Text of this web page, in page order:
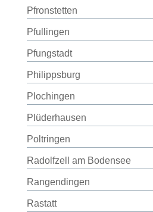
Pfronstetten
Pfullingen
Pfungstadt
Philippsburg
Plochingen
Plüderhausen
Poltringen
Radolfzell am Bodensee
Rangendingen
Rastatt